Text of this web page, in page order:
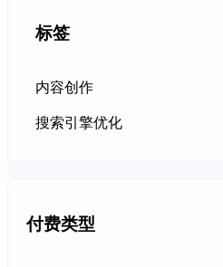
标签
内容创作
搜索引擎优化
付费类型